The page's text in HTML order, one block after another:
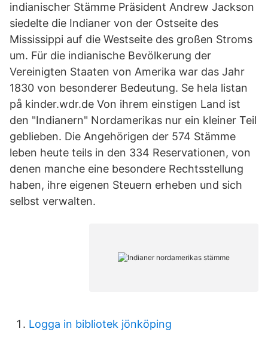
indianischer Stämme Präsident Andrew Jackson
siedelte die Indianer von der Ostseite des
Mississippi auf die Westseite des großen Stroms
um. Für die indianische Bevölkerung der
Vereinigten Staaten von Amerika war das Jahr
1830 von besonderer Bedeutung. Se hela listan
på kinder.wdr.de Von ihrem einstigen Land ist
den "Indianern" Nordamerikas nur ein kleiner Teil
geblieben. Die Angehörigen der 574 Stämme
leben heute teils in den 334 Reservationen, von
denen manche eine besondere Rechtsstellung
haben, ihre eigenen Steuern erheben und sich
selbst verwalten.
Logga in bibliotek jönköping